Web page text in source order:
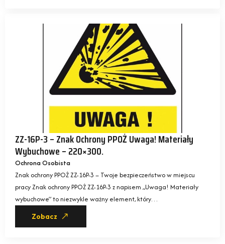
ZZ-16P-3 – Znak Ochrony PPOŻ Uwaga! Materiały
Wybuchowe – 220×300.
Ochrona Osobista
Znak ochrony PPOŻ ZZ-16P-3 – Twoje bezpieczeństwo w miejscu
pracy Znak ochrony PPOŻ ZZ-16P-3 z napisem „Uwaga! Materiały
wybuchowe” to niezwykle ważny element, który…
Zobacz